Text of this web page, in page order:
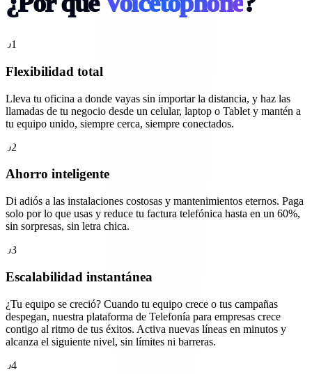
01
Flexibilidad total
Lleva tu oficina a donde vayas sin importar la distancia, y haz las
llamadas de tu negocio desde un celular, laptop o Tablet y mantén a
tu equipo unido, siempre cerca, siempre conectados.
02
Ahorro inteligente
Di adiós a las instalaciones costosas y mantenimientos eternos. Paga
solo por lo que usas y reduce tu factura telefónica hasta en un 60%,
sin sorpresas, sin letra chica.
03
Escalabilidad instantánea
¿Tu equipo se creció? Cuando tu equipo crece o tus campañas
despegan, nuestra plataforma de Telefonía para empresas crece
contigo al ritmo de tus éxitos. Activa nuevas líneas en minutos y
alcanza el siguiente nivel, sin límites ni barreras.
04